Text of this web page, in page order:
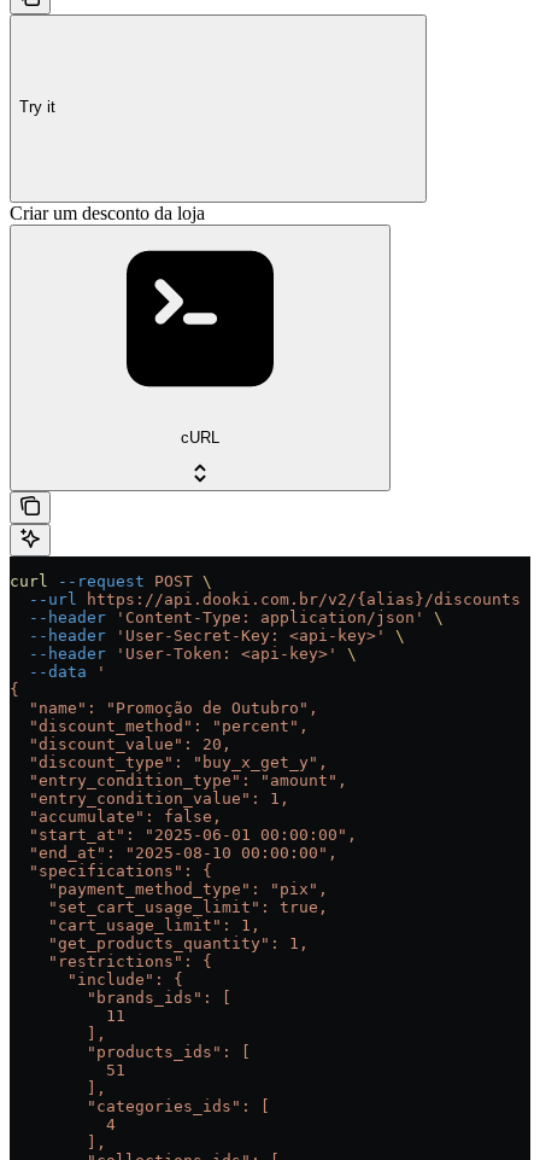
Try it
Criar um desconto da loja
cURL
curl --request POST \
  --url
https://api.dooki.com.br/v2/{alias}/discounts
  --header
'Content-Type: application/json'
\
  --header
'User-Secret-Key: <api-key>'
\
  --header
'User-Token: <api-key>'
\
  --data
'
{
  "name": "Promoção de Outubro",
  "discount_method": "percent",
  "discount_value": 20,
  "discount_type": "buy_x_get_y",
  "entry_condition_type": "amount",
  "entry_condition_value": 1,
  "accumulate": false,
  "start_at": "2025-06-01 00:00:00",
  "end_at": "2025-08-10 00:00:00",
  "specifications": {
    "payment_method_type": "pix",
    "set_cart_usage_limit": true,
    "cart_usage_limit": 1,
    "get_products_quantity": 1,
    "restrictions": {
      "include": {
        "brands_ids": [
          11
        ],
        "products_ids": [
          51
        ],
        "categories_ids": [
          4
        ],